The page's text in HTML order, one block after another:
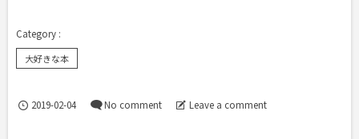
大好きな本
2019-02-04 No comment Leave a comment